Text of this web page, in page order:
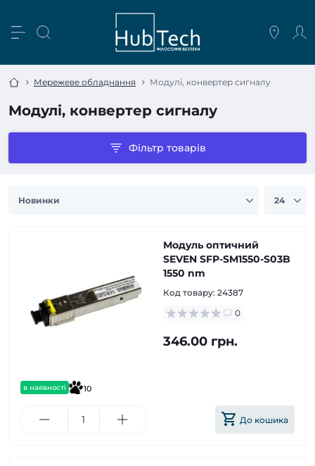
Мережеве обладнання Модулі, конвертер сигналу
Модулі, конвертер сигналу
Фільтр товарів
в наявності 10
Модуль оптичний
SEVEN SFP-SM1550-S03B
1550 nm
Код товару: 24387
0
346.00 грн.
До кошика